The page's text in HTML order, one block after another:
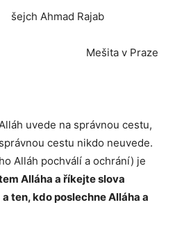
Ahmad Rajab
Mešita v Praze
uvede na správnou cestu,
cestu nikdo neuvede.
Alláh pochválí a ochrání) je
Alláha a říkejte slova
ten, kdo poslechne Alláha a